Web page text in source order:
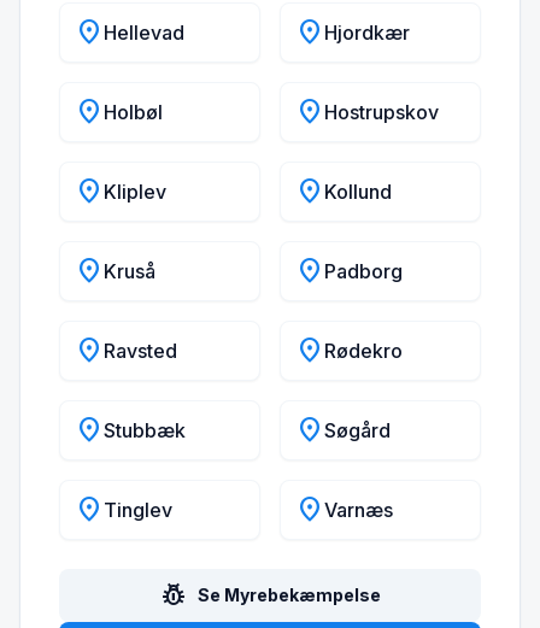
location_on Hellevad location_on Hjordkær
location_on Holbøl location_on Hostrupskov
location_on Kliplev location_on Kollund
location_on Kruså location_on Padborg
location_on Ravsted location_on Rødekro
location_on Stubbæk location_on Søgård
location_on Tinglev location_on Varnæs
pest_control Se Myrebekæmpelse